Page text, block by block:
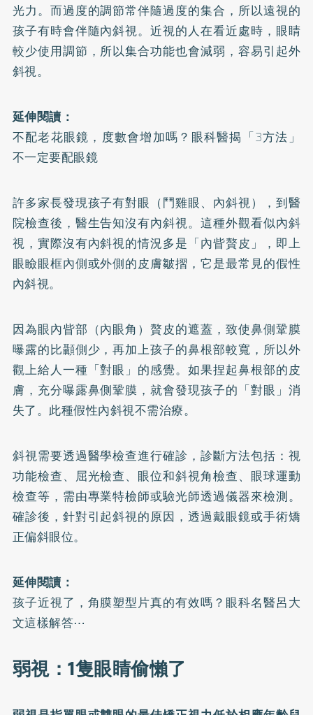
光力。而過度的調節常伴隨過度的集合，所以遠視的
孩子有時會伴隨內斜視。近視的人在看近處時，眼睛
較少使用調節，所以集合功能也會減弱，容易引起外
斜視。
延伸閱讀：
不配老花眼鏡，度數會增加嗎？眼科醫揭「3方法」
不一定要配眼鏡
許多家長發現孩子有對眼（鬥雞眼、內斜視），到醫
院檢查後，醫生告知沒有內斜視。這種外觀看似內斜
視，實際沒有內斜視的情況多是「內眥贅皮」，即上
眼瞼眼框內側或外側的皮膚皺摺，它是最常見的假性
內斜視。
因為眼內眥部（內眼角）贅皮的遮蓋，致使鼻側鞏膜
曝露的比顳側少，再加上孩子的鼻根部較寬，所以外
觀上給人一種「對眼」的感覺。如果捏起鼻根部的皮
膚，充分曝露鼻側鞏膜，就會發現孩子的「對眼」消
失了。此種假性內斜視不需治療。
斜視需要透過醫學檢查進行確診，診斷方法包括：視
功能檢查、屈光檢查、眼位和斜視角檢查、眼球運動
檢查等，需由專業特檢師或驗光師透過儀器來檢測。
確診後，針對引起斜視的原因，透過戴眼鏡或手術矯
正偏斜眼位。
延伸閱讀：
孩子近視了，角膜塑型片真的有效嗎？眼科名醫呂大
文這樣解答⋯
弱視：1隻眼睛偷懶了